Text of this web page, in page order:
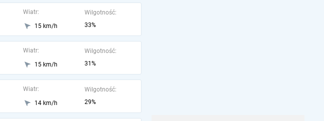
Wiatr:
15 km/h
Wilgotność:
33%
Wiatr:
15 km/h
Wilgotność:
31%
Wiatr:
14 km/h
Wilgotność:
29%